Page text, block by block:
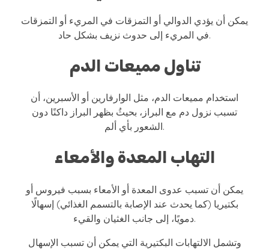
يمكن أن يؤدي الدوالي أو التمزقات في المريء أو التمزقات
في المريء إلى حدوث نزيف بشكل حاد.
تناول مميعات الدم
استخدام مميعات الدم، مثل الوارفارين أو الأسبرين، أن
تسبب نزول دم مع البراز، بحيثُ بظهر البراز داكنًا دون
الشعور بأي ألم.
التهاب المعدة والأمعاء
يمكن أن تسبب عدوى المعدة أو الأمعاء بسبب فيروس أو
بكتيريا (كما يحدث عند الإصابة بالتسمم الغذائي) إسهالًا
دمويًا، إلى جانب الغثيان والقيء.
وتشمل الالتهابات البكتيرية التي يمكن أن تسبب الإسهال